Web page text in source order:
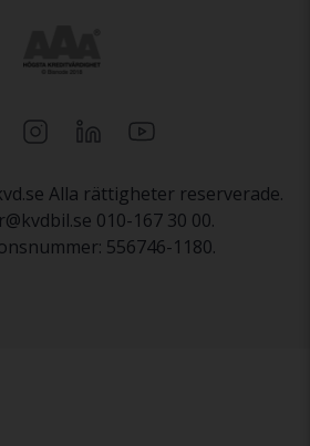
Alla rättigheter reserverade.
010-167 30 00.
556746-1180.